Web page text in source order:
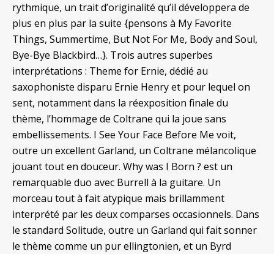
rythmique, un trait d’originalité qu’il développera de
plus en plus par la suite {pensons à My Favorite
Things, Summertime, But Not For Me, Body and Soul,
Bye-Bye Blackbird…}. Trois autres superbes
interprétations : Theme for Ernie, dédié au
saxophoniste disparu Ernie Henry et pour lequel on
sent, notamment dans la réexposition finale du
thème, l’hommage de Coltrane qui la joue sans
embellissements. I See Your Face Before Me voit,
outre un excellent Garland, un Coltrane mélancolique
jouant tout en douceur. Why was I Born ? est un
remarquable duo avec Burrell à la guitare. Un
morceau tout à fait atypique mais brillamment
interprété par les deux comparses occasionnels. Dans
le standard Solitude, outre un Garland qui fait sonner
le thème comme un pur ellingtonien, et un Byrd